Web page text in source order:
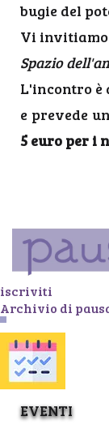
bugie del
Vi
Spazio
L'incontro è
e prevede
5 euro per i
iscriviti
Archivio di
EVENTI